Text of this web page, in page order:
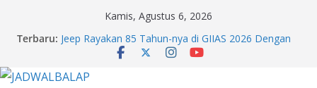
Kamis, Agustus 6, 2026
Terbaru: Jeep Rayakan 85 Tahun-nya di GIIAS 2026 Dengan
Wrangler Anniversary Edition
Street Glide & Heritage Classic Liberty Edition,